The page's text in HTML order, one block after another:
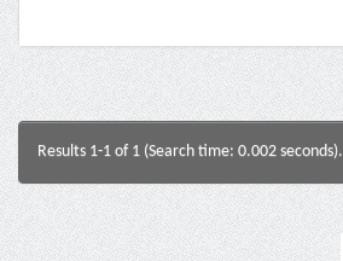
Results 1-1 of 1 (Search time: 0.002 seconds).